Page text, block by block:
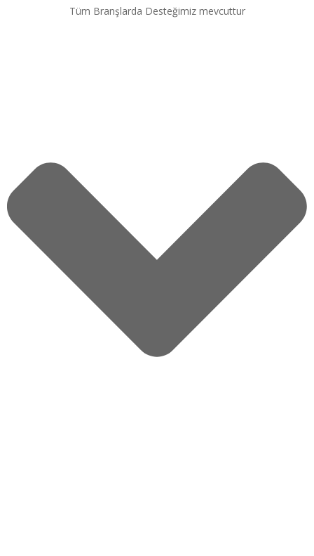
Tüm Branşlarda Desteğimiz mevcuttur